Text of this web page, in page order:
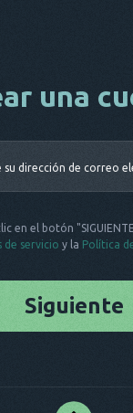
una
en el botón
de servicio y la Política
Siguiente